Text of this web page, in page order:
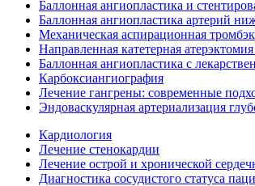
Баллонная ангиопластика и
Баллонная ангиопластика артерий
Механическая аспирационная
Направленная катетерная
Баллонная ангиопластика с
Карбоксиангиография
Лечение гангрены: современные
Эндоваскулярная артериализация
Кардиология
Лечение стенокардии
Лечение острой и хронической
Диагностика сосудистого статуса